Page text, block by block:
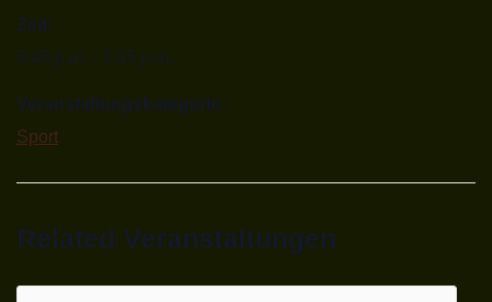
Zeit:
5:45 p.m. - 7:45 p.m.
Veranstaltungskategorie:
Sport
Related Veranstaltungen